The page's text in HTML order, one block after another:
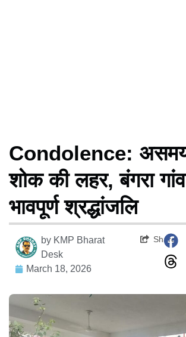
Condolence:
शोक की लहर, बंगरा
भावपूर्ण श्रद्धांजलि
by KMP Bharat
Desk
March 18, 2026
Share